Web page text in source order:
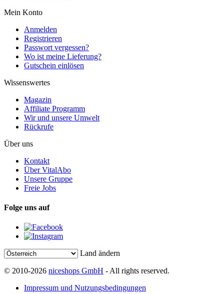
Mein Konto
Anmelden
Registrieren
Passwort vergessen?
Wo ist meine Lieferung?
Gutschein einlösen
Wissenswertes
Magazin
Affiliate Programm
Wir und unsere Umwelt
Rückrufe
Über uns
Kontakt
Über VitalAbo
Unsere Gruppe
Freie Jobs
Folge uns auf
Land ändern
© 2010-2026 niceshops GmbH - All rights reserved.
Impressum und Nutzungsbedingungen